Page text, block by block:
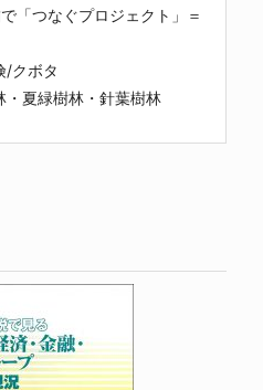
「つなぐプロジェクト」＝
クボタ
夏緑樹林・針葉樹林